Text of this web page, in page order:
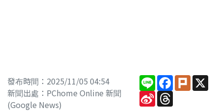
發布時間：2025/11/05 04:54
新聞出處：PChome Online 新聞
(Google News)
LineFacebook
PlurkX
Sina
Weibo
Threads